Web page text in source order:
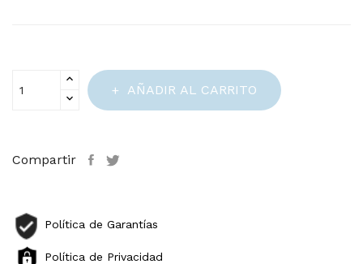
AÑADIR AL CARRITO
Compartir
Política de Garantías
Política de Privacidad